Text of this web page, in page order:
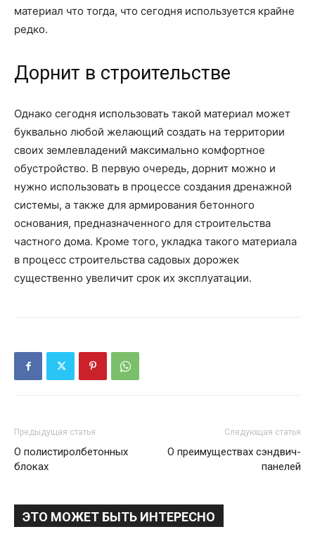
материал что тогда, что сегодня используется крайне
редко.
Дорнит в строительстве
Однако сегодня использовать такой материал может
буквально любой желающий создать на территории
своих землевладений максимально комфортное
обустройство. В первую очередь, дорнит можно и
нужно использовать в процессе создания дренажной
системы, а также для армирования бетонного
основания, предназначенного для строительства
частного дома. Кроме того, укладка такого материала
в процесс строительства садовых дорожек
существенно увеличит срок их эксплуатации.
Предыдущая статья
О полистиролбетонных
блоках
Следующая статья
О преимуществах сэндвич-
панелей
ЭТО МОЖЕТ БЫТЬ ИНТЕРЕСНО